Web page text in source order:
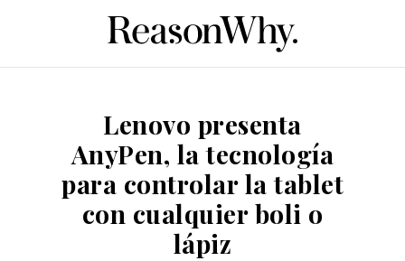
Lenovo presenta
AnyPen, la tecnología
para controlar la tablet
con cualquier boli o
lápiz